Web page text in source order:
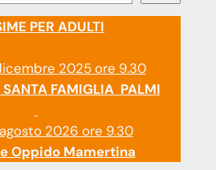
PER ADULTI
2025 ore 9.30
SANTA FAMIGLIA PALMI
2026 ore 9.30
Oppido Mamertina